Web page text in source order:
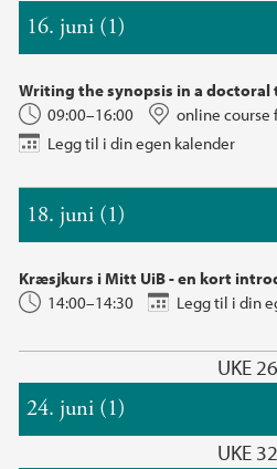
16. juni (1)
Writing the synopsis in a doctoral
09:00–16:00
online course
Legg til i din egen kalender
18. juni (1)
Kræsjkurs i Mitt UiB - en kort
14:00–14:30
Legg til i din
UKE 26
24. juni (1)
UKE 32